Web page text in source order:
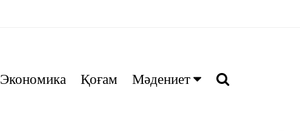
Экономика Қоғам Мәдениет